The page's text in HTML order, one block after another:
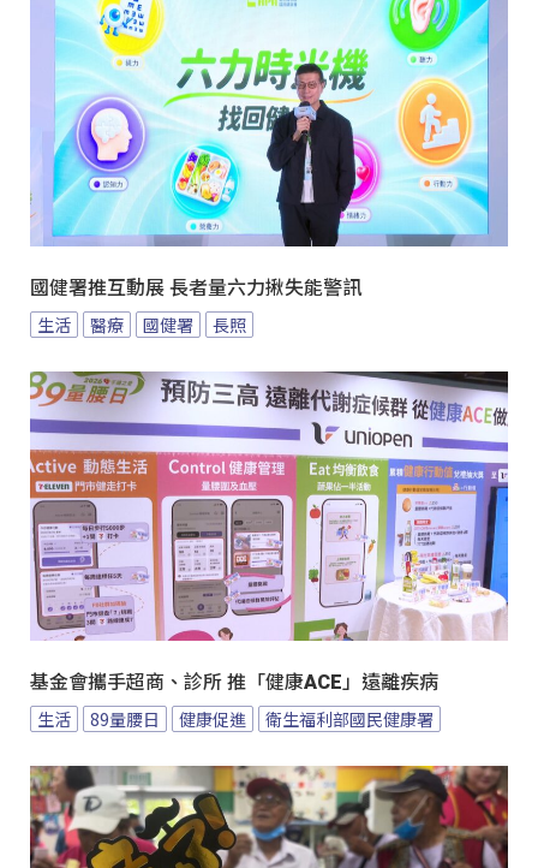
國健署推互動展 長者量六力揪失能警訊
生活 醫療 國健署 長照
基金會攜手超商、診所 推「健康ACE」遠離疾病
生活 89量腰日 健康促進 衛生福利部國民健康署